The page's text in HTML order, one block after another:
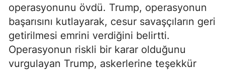
operasyonunu övdü. Trump, operasyonun
başarısını kutlayarak, cesur savaşçıların geri
getirilmesi emrini verdiğini belirtti.
Operasyonun riskli bir karar olduğunu
vurgulayan Trump, askerlerine teşekkür